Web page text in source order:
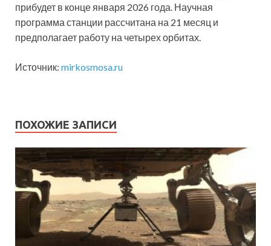
прибудет в конце января 2026 года. Научная
программа станции рассчитана на 21 месяц и
предполагает работу на четырех орбитах.
Источник: mirkosmosa.ru
ПОХОЖИЕ ЗАПИСИ